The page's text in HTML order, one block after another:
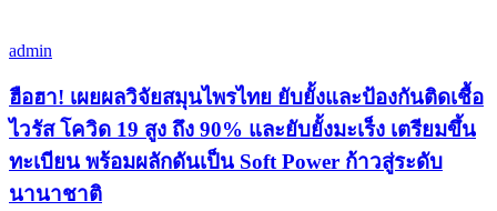
admin
ฮือฮา! เผยผลวิจัยสมุนไพรไทย ยับยั้งและป้องกันติดเชื้อ
ไวรัส โควิด 19 สูง ถึง 90% และยับยั้งมะเร็ง เตรียมขึ้น
ทะเบียน พร้อมผลักดันเป็น Soft Power ก้าวสู่ระดับ
นานาชาติ